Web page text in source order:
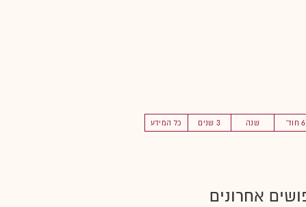
6 חוד' שנה 3 שנים כל המידע
אחרונים